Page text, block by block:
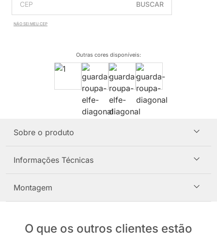
BUSCAR
NÃO SEI MEU CEP
Outras cores disponíveis:
Sobre o produto
Informações Técnicas
Montagem
O que os outros clientes estão